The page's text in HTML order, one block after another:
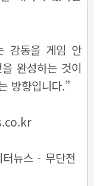
감동을 게임 안
완성하는 것이
방향입니다.”
뉴스 - 무단전